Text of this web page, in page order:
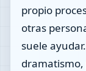
propio
otras
suele
dramatismo,